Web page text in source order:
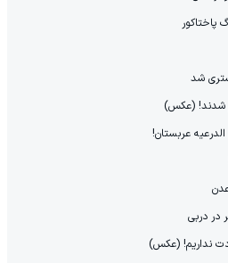
پاختاکور
شد
شدند! (عکس)
عربستان!
در دربی
نداریم! (عکس)